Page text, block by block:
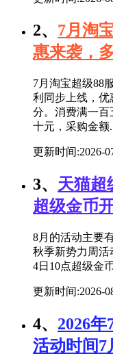
2、 7月淘
惠来袭，
7月淘宝超级88
利同步上线，
分。消费满一百
十元，采购金额
更新时间:2026-
3、 天猫超
超级金币
8月的活动主要
秋季新势力周活
4日10点超级金
更新时间:2026-
4、 2026年
活动时间7